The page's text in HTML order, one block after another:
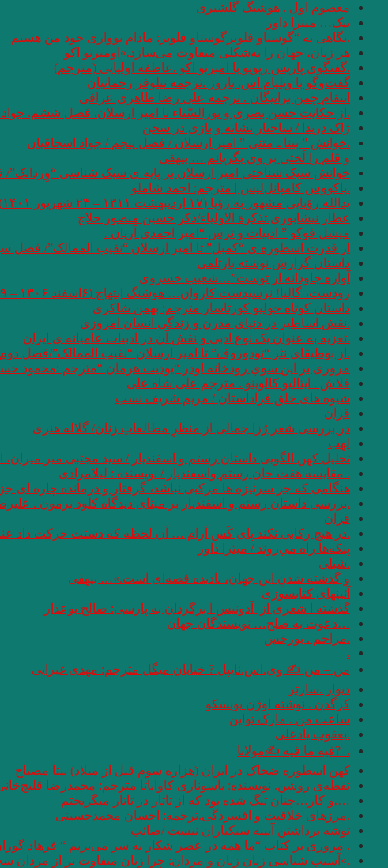
معصوم اول . هوشنگ گلشیری
تیک… میترا داور
.نگاهی به “گوستاو فلوبرگوستاو فلوبر: مادام بوواری خود من هستم
هر زبان، جهان را به‌شکلی متفاوت می‌سازد.»اومبرتو اکو
.گفتگوی پاریس ریویو با امبرتو اکو .عاطفه اولیایی (مترجم)
گفت‌وگو با ویلیام اس. باروز .ترجمه نیلوفر رحمانیان
انتقام چمن براتیگان . ترجمه علی رضا طاهری عراقی
.از حکایت حسن بصری و نورالسّناء تا امیر ارسلان. فصل ششم. جواد
ژاک دریدا / ساختار نشانه و بازی در سخن
.خوانش ” بینا ـ متنی ” امیر ارسلان / فصل پنجم / جواد اسحاقیان
و قلم را لَختی بر وی بگریانم … بیهقی
خوانش سبک شناختی امیر ارسلان بر پایه ی سبک شناسی “وِردانک”/
.یاکووس کامپانل‌لیس | مترجم: ‌احمد شاملو
یدالله رؤیایی مشهور به رؤیا (۱۷ اردیبهشت ۱۳۱۱ – ۲۳ شهریور ۱۴۰۱)
عطار نیشابوری.تذکرة الاولیاء/ذکر حسین منصور حلاج
میشل فوکو ” ادبیات و ترس “امیر احمدی آریان .
از قدرت اسطوره ی “کمبل” تا امیر ارسلان “نقیب الممالک”/ فصل
داستان گزارش نوشته بارتلمی
آوازه جاودانه از توست”…شعیب خسروی
زودست، گالیا! نرسیدست کاروان… هوشنگ ابتهاج (۶اسفند ۱۳۰۶ – ۱۹ مرداد ۱۴۰۱)
داستان کوتاه خولیو کورتاسار مترجم: بهمن شاکری
.نقش اساطیر در دنیای مدرن و زندگی انسان امروزی
.تعزیه به عنوان یک نوع ادبی و نقش آن در ادبیات عامیانه ی ایران
.از بوطیقای نثر “تودوروف” تا امیر ارسلان “نقیب الممالک”/فصل
مروری بر اين سوي رودخانه اودر “يوديت هرمان “مترجم :محمود
فلاش . ایتالیو کالوینو . مترجم علی شاه علی
شیوه های خلق فراداستان / مریم شریف نسب
قران
در بررسی شعر رُزا جمالی از منظرِ مطالعاتِ زنان/ گلاله هنری
لهب
تحلیل کهن الگویی داستان رستم و اسفندیار / سید مجتبی میر
. مقایسه هفت ‌خان رستم واسفندیار / نویسنده : لیلامرادی
هنگامی که جز سرنیزه ها مرکبی نباشد، گرفتار و درمانده چاره ای
.بررسی داستان رستم و اسفندیار بر مبنای دیدگاه کلود برمون .
قران
.در هیچ رکابی نکند پای کَس آرام … آن لحظه که دستت حرکت داد
پنكه‌ها راه مي‌روند / میترا داور
.شبلی
و گذشته شدنِ این جهان، نادیده قصه‌ای است.»… بیهقی
آئینهای كتابسوزی
گذشته ا شعری از آدونیس ا برگردان به پارسی: صالح بوعذار
…دعوت به صلح… نویسندگان جهان
.مزاحم . بورخس
.
من – من ✍ وی.اس.نایپل ? خیابان میگل مترجم: مهدی غبرایی
دیوار .سارتر
کرگدن . نوشته اوژن یونسکو
ساعت من . مارک تواین
.یعقوب یادعلی
. ‏ ?فیه ما فیه ✍مولانا
کهن اسطوره ضحاک در ایران (هزاره سوم قبل از میلاد) بیتا مصباح
نقطه‌ی روشن. نویسنده: یاسوناری کاواباتا مترجم: محمد‌رضا
….و كار…چنان تنگ شده بود كه از تاتار در تاتار ميگريختم
.مرزهای خلاقیت و افسردگی.ترجمه: احسان محمدحسینی
توشه برداشتن آیینه سبکباران نیست /صائب
. مروری بر کتاب “ما همه در عصر شکار به سر می‌بریم “‌ فرهاد
.«آسیب شناسی زبان زنان و مردان: چرا زنان متفاوت تر از مردان سخن می